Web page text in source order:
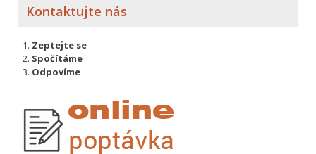
Kontaktujte nás
Zeptejte se
Spočítáme
Odpovíme